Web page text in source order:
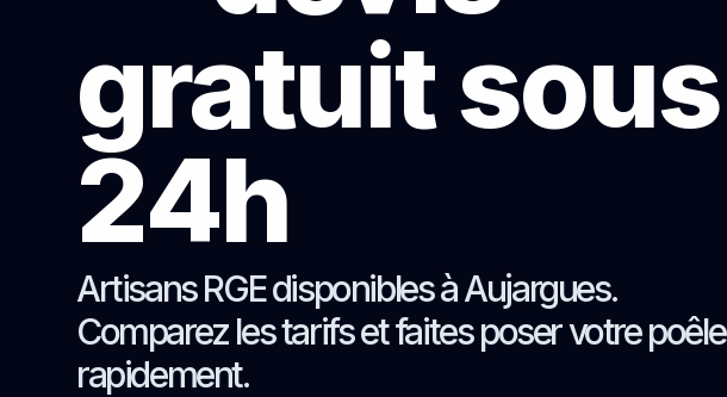
gratuit sous
24h
Artisans RGE disponibles à Aujargues.
Comparez les tarifs et faites poser votre poêle
rapidement.